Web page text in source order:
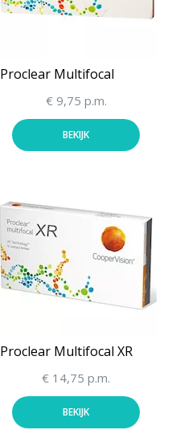
Proclear Multifocal
€ 9,75 p.m.
BEKIJK
Proclear Multifocal XR
€ 14,75 p.m.
BEKIJK